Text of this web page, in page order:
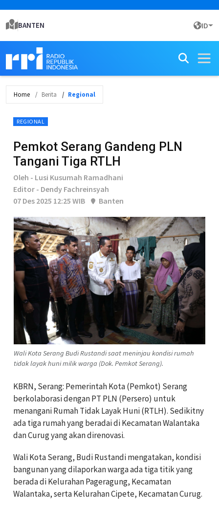
BANTEN ID
Home Berita Regional
REGIONAL
Pemkot Serang Gandeng PLN
Tangani Tiga RTLH
Oleh - Lusi Kusumah Ramadhani
Editor - Dendy Fachreinsyah
07 Des 2025 12:25 WIB
Banten
Wali Kota Serang Budi Rustandi saat meninjau kondisi rumah
tidak layak huni milik warga (Dok. Pemkot Serang).
KBRN, Serang: Pemerintah Kota (Pemkot) Serang
berkolaborasi dengan PT PLN (Persero) untuk
menangani Rumah Tidak Layak Huni (RTLH). Sedikitny
ada tiga rumah yang beradai di Kecamatan Walantaka
dan Curug yang akan direnovasi.
Wali Kota Serang, Budi Rustandi mengatakan, kondisi
bangunan yang dilaporkan warga ada tiga titik yang
berada di Kelurahan Pageragung, Kecamatan
Walantaka, serta Kelurahan Cipete, Kecamatan Curug.